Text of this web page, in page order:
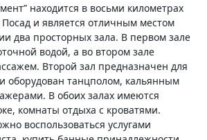
находится в восьми километрах
Посад и является отличным местом
два просторных зала. В первом зале
водой, а во втором зале
Второй зал предназначен для
оборудован танцполом, кальянным
В обоих залах имеются
комнаты отдыха с кроватями.
воспользоваться услугами